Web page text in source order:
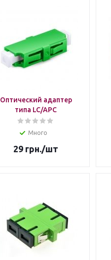
Оптический адаптер
типа LC/APC
Много
29 грн./шт